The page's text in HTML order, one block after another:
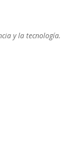
y la tecnología.